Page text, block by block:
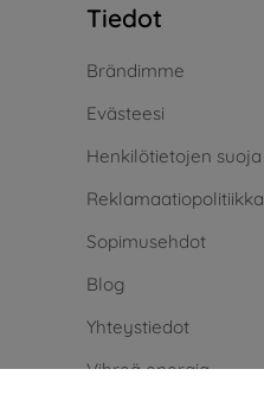
Tiedot
Brändimme
Evästeesi
Henkilötietojen suoja
Reklamaatiopolitiikka
Sopimusehdot
Blog
Yhteystiedot
Vihreä energia